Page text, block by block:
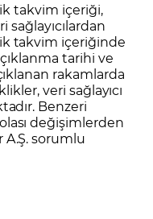
takvim içeriği,
sağlayıcılardan
takvim içeriğinde
tarihi ve
rakamlarda
veri sağlayıcı
Benzeri
değişimlerden
A.Ş. sorumlu